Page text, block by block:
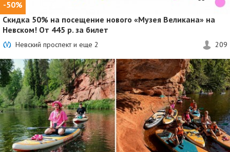
-50%
Скидка 50% на посещение нового «Музея Великана» на
Невском! От 445 р. за билет
Невский проспект и еще 2 209